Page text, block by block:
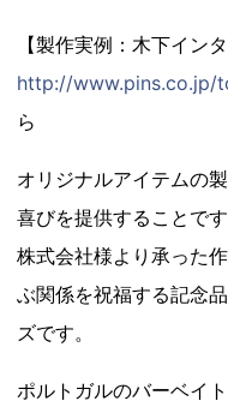
【製作実例：木下イン
http://www.pins.co.jp/
ら
オリジナルアイテムの
喜びを提供することで
株式会社様より承った
ぶ関係を祝福する記念
ズです。
ポルトガルのバーベイ